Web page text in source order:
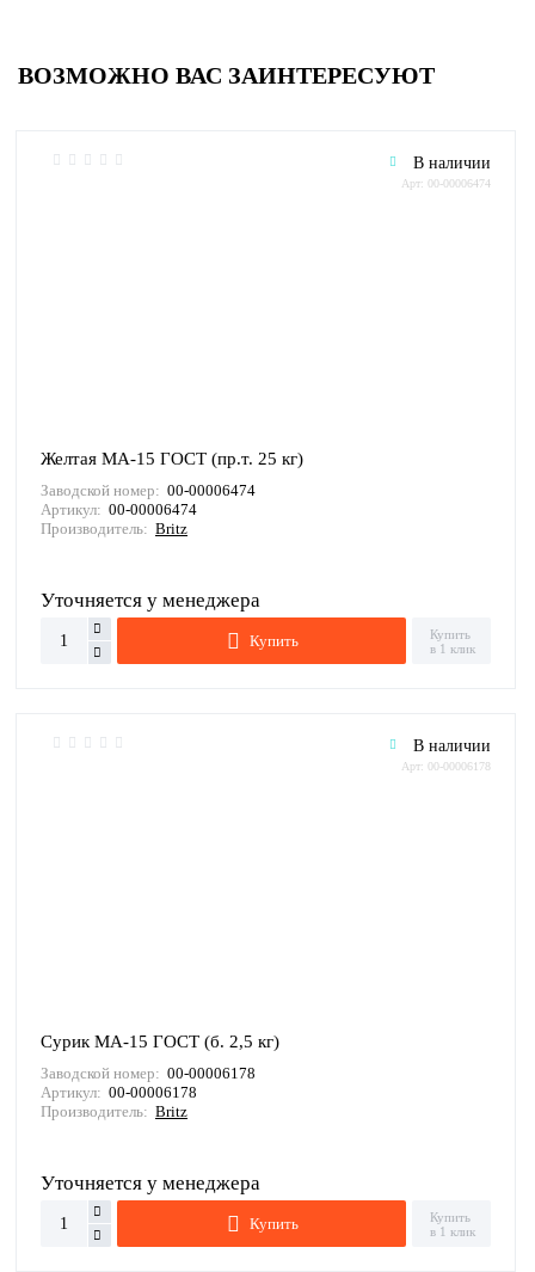
ВОЗМОЖНО ВАС ЗАИНТЕРЕСУЮТ
В наличии
Арт: 00-00006474
Желтая МА-15 ГОСТ (пр.т. 25 кг)
Заводской номер: 00-00006474
Артикул: 00-00006474
Производитель: Britz
Уточняется у менеджера
Купить
Купить
в 1 клик
В наличии
Арт: 00-00006178
Сурик МА-15 ГОСТ (б. 2,5 кг)
Заводской номер: 00-00006178
Артикул: 00-00006178
Производитель: Britz
Уточняется у менеджера
Купить
Купить
в 1 клик